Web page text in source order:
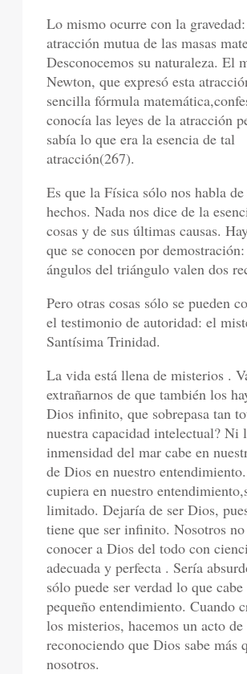
Lo mismo ocurre con la
atracción mutua de las masas
Desconocemos su naturaleza. El
Newton, que expresó esta
sencilla fórmula
conocía las leyes de la atracción
sabía lo que era la esencia de tal
atracción(267).
Es que la Física sólo nos habla
hechos. Nada nos dice de la
cosas y de sus últimas causas.
que se conocen por
ángulos del triángulo valen dos
Pero otras cosas sólo se pueden
el testimonio de autoridad: el
Santísima Trinidad.
La vida está llena de misterios .
extrañarnos de que también los
Dios infinito, que sobrepasa tan
nuestra capacidad intelectual? Ni
inmensidad del mar cabe en
de Dios en nuestro
cupiera en nuestro
limitado. Dejaría de ser Dios,
tiene que ser infinito. Nosotros
conocer a Dios del todo con
adecuada y perfecta . Sería
sólo puede ser verdad lo que
pequeño entendimiento. Cuando
los misterios, hacemos un acto
reconociendo que Dios sabe más
nosotros.